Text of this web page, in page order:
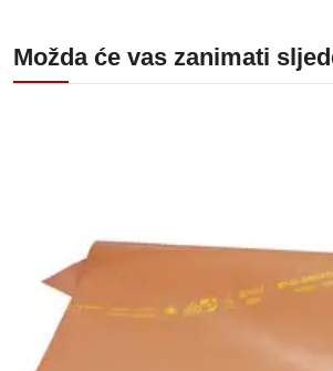
Možda će vas zanimati